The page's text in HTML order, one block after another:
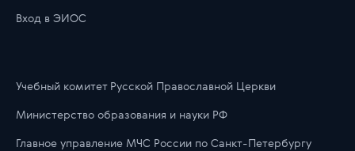
Вход в ЭИОС
Учебный комитет Русской Православной Церкви
Министерство образования и науки РФ
Главноe управлениe МЧС России по Санкт-Петербургу